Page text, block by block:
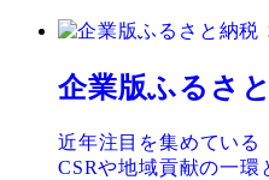
企業版ふるさ
近年注目を集めている
CSRや地域貢献の一環